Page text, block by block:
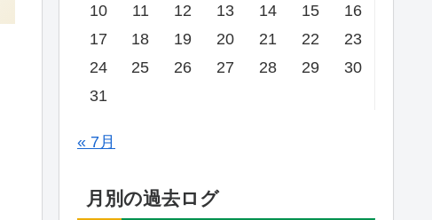
10
11 12 13 14 15
16
17
18 19 20 21 22
23
24
25 26 27 28 29
30
31
« 7月
月別の過去ログ